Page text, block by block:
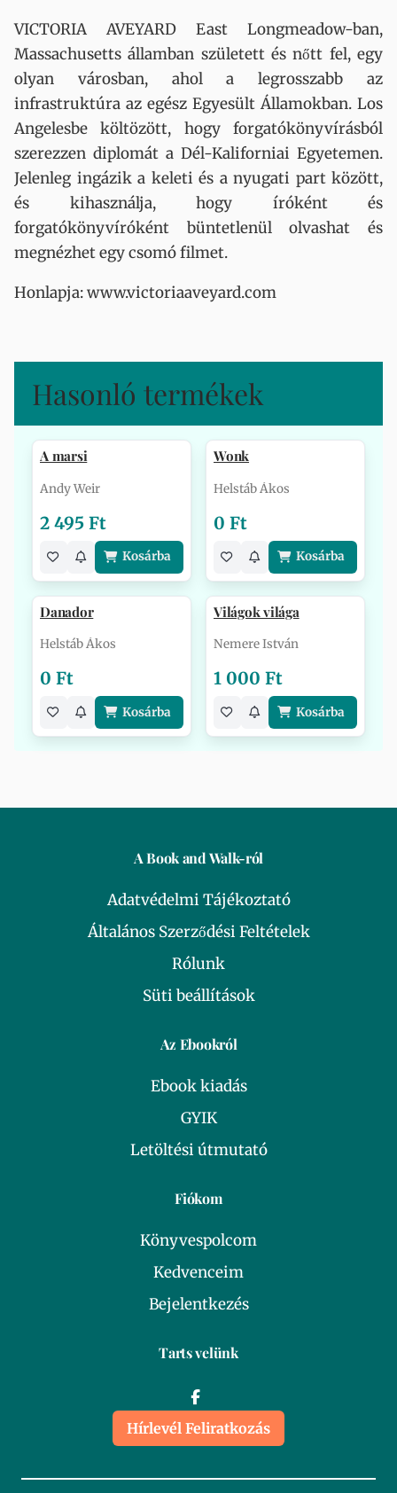
VICTORIA AVEYARD East Longmeadow-ban,
Massachusetts államban született és nőtt fel, egy
olyan városban, ahol a legrosszabb az
infrastruktúra az egész Egyesült Államokban. Los
Angelesbe költözött, hogy forgatókönyvírásból
szerezzen diplomát a Dél-Kaliforniai Egyetemen.
Jelenleg ingázik a keleti és a nyugati part között,
és kihasználja, hogy íróként és
forgatókönyvíróként büntetlenül olvashat és
megnézhet egy csomó filmet.
Honlapja: www.victoriaaveyard.com
Hasonló termékek
A marsi
Andy Weir
2 495 Ft
Kosárba
Wonk
Helstáb Ákos
0 Ft
Kosárba
Danador
Helstáb Ákos
0 Ft
Kosárba
Világok világa
Nemere István
1 000 Ft
Kosárba
A Book and Walk-ról
Adatvédelmi Tájékoztató
Általános Szerződési Feltételek
Rólunk
Süti beállítások
Az Ebookról
Ebook kiadás
GYIK
Letöltési útmutató
Fiókom
Könyvespolcom
Kedvenceim
Bejelentkezés
Tarts velünk
Hírlevél Feliratkozás